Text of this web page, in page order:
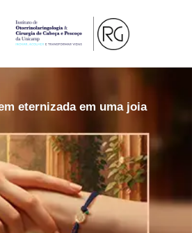
eternizada em uma joia